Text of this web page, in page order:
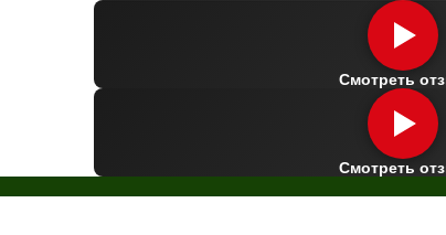
Смотреть
Смотреть